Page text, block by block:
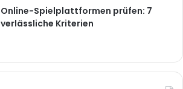
Online-Spielplattformen prüfen: 7
verlässliche Kriterien